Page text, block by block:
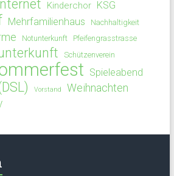
Internet Kinderchor KSG
Mehrfamilienhaus Nachhaltigkeit
Notunterkunft
Pfeifengrasstrasse
Schützenverein
Spieleabend
Vorstand Weihnachten